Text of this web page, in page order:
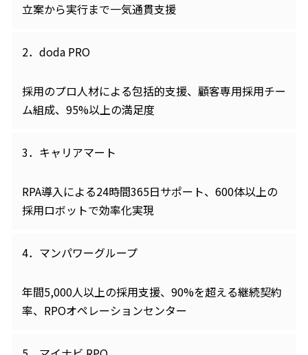
立案から実行まで一気通貫支援
2．doda PRO
採用のプロ人材による包括的支援、顧客専用採用チー
ム組成、95%以上の満足度
3．キャリアマート
RPA導入による24時間365日サポート、600体以上の
採用ロボットで効率化実現
4．マンパワーグループ
年間5,000人以上の採用支援、90%を超える継続契約
率、RPOオペレーションセンター